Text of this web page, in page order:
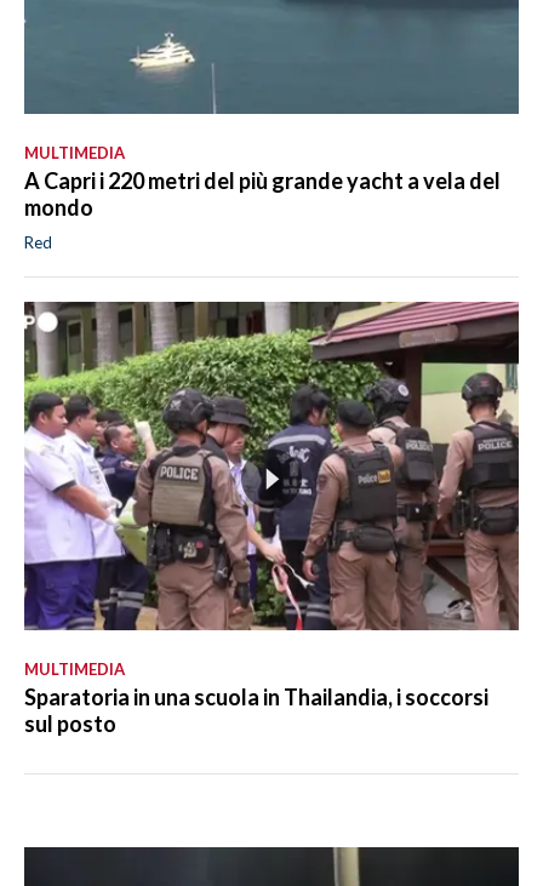
MULTIMEDIA
A Capri i 220 metri del più grande yacht a vela del
mondo
Red
MULTIMEDIA
Sparatoria in una scuola in Thailandia, i soccorsi
sul posto